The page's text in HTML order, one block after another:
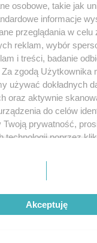
osobowe, takie jak
informacje
przeglądania w celu
reklam, wybór
i treści, badanie
Za zgodą Użytkownika
używać dokładnych
oraz aktywnie
do celów
Twoją prywatność,
technologii poprzez
przycisk
dolnym rogu
danych nie
prawo sprzeciwić
będą miały
Akceptuję